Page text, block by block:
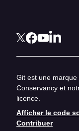
Git est une
Conservancy et
licence.
Afficher le code
Contribuer